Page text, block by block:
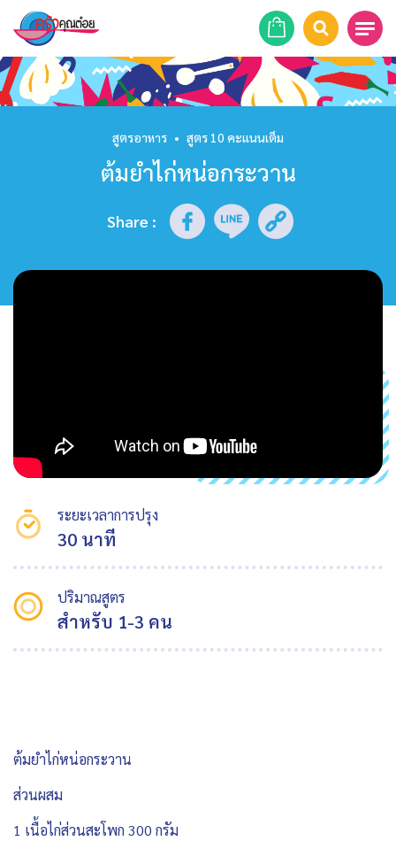
หน้าแรก
รายการย้อนหลัง
สูตรอาหาร • สูตร 10 คะแนนเต็ม
ต้มยำไก่หน่อกระวาน
Share :
ระยะเวลาการปรุง
30 นาที
ปริมาณสูตร
สำหรับ 1-3 คน
ต้มยำไก่หน่อกระวาน
ส่วนผสม
1 เนื้อไก่ส่วนสะโพก 300 กรัม